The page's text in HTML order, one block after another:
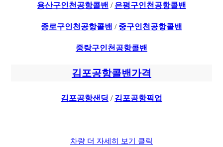
용산구인천공항콜밴 / 은평구인천공항콜밴
종로구인천공항콜밴 / 중구인천공항콜밴
중랑구인천공항콜밴
김포공항콜밴가격
김포공항샌딩 / 김포공항픽업
차량 더 자세히 보기 클릭